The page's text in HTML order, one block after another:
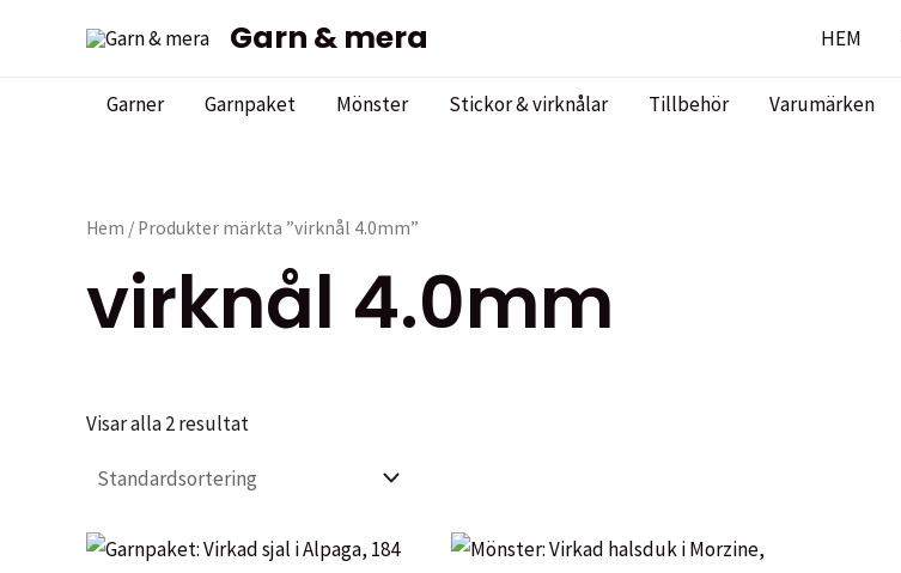
Garn & mera HEM
Garner Garnpaket Mönster Stickor & virknålar Tillbehör Varumärken
Hem / Produkter märkta ”virknål 4.0mm”
virknål 4.0mm
Visar alla 2 resultat